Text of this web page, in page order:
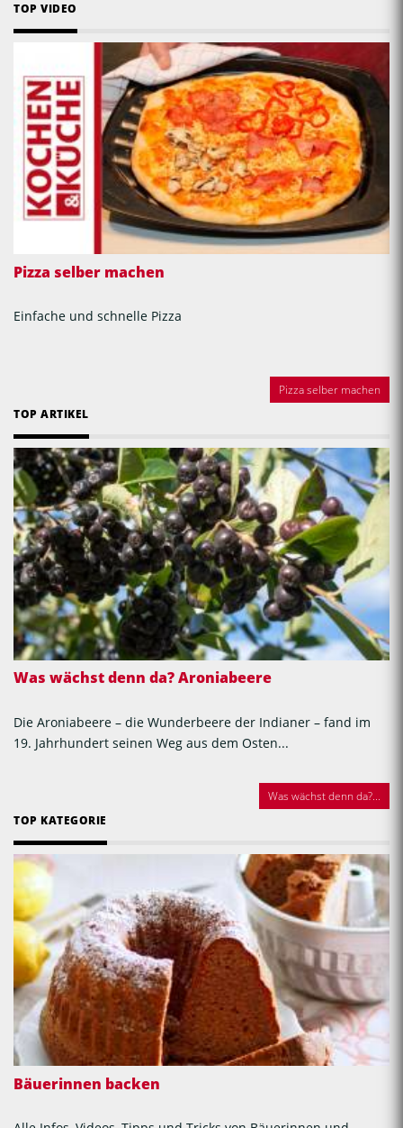
TOP VIDEO
Pizza selber machen
Einfache und schnelle Pizza
Pizza selber machen
TOP ARTIKEL
Was wächst denn da? Aroniabeere
Die Aroniabeere – die Wunderbeere der Indianer – fand im
19. Jahrhundert seinen Weg aus dem Osten...
Was wächst denn da?...
TOP KATEGORIE
Bäuerinnen backen